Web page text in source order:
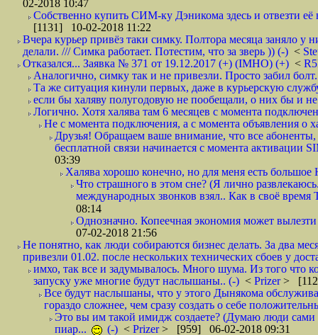
02-2018 10:47
Собственно купить СИМ-ку Дэникома здесь и отвезти
[1131] 10-02-2018 11:22
Вчера курьер привёз таки симку. Полтора месяца заняло
делали. /// Симка работает. Потестим, что за зверь )) (-) <
Отказался... Заявка № 371 от 19.12.2017 (+) (IMHO) (+) <
Аналогично, симку так и не привезли. Просто забил
Та же ситуация кинули первых, даже в курьерскую
если бы халяву полугодовую не пообещали, о них бы и
Логично. Хотя халява там 6 месяцев с момента
Не с момента подключения, а с момента объявления о
Друзья! Обращаем ваше внимание, что все
бесплатной связи начинается с момента
03:39
Халява хорошо конечно, но для меня есть
Что страшного в этом сне? (Я лично
международных звонков взял.. Как в своё
08:14
Однозначно. Копеечная экономия может
07-02-2018 21:56
Не понятно, как люди собираются бизнес делать. За два
привезли 01.02. после нескольких технических сбоев у
имхо, так все и задумывалось. Много шума. Из того что
запуску уже многие будут наслышаны.. (-) < Prizer>
Все будут наслышаны, что у этого Дынякома
гораздо сложнее, чем сразу создать о себе
Это вы им такой имидж создаете? (Думаю люди сами
пиар...
(-) < Prizer> [959] 06-02-2018 09:31